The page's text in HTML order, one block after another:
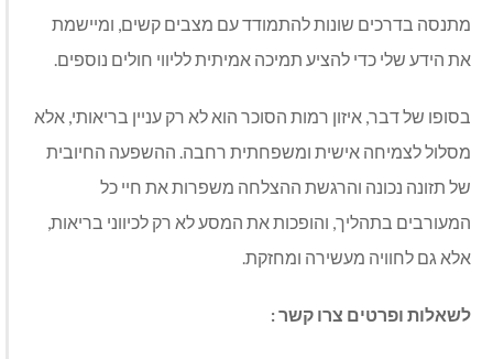
מתנסה בדרכים שונות להתמודד עם מצבים קשים, ומיישמת
את הידע שלי כדי להציע תמיכה אמיתית לליווי חולים נוספים.
בסופו של דבר, איזון רמות הסוכר הוא לא רק עניין בריאותי, אלא
מסלול לצמיחה אישית ומשפחתית רחבה. ההשפעה החיובית
של תזונה נכונה והרגשת ההצלחה משפרות את חיי כל
המעורבים בתהליך, והופכות את המסע לא רק לכיווני בריאות,
אלא גם לחוויה מעשירה ומחזקת.
לשאלות ופרטים צרו קשר :